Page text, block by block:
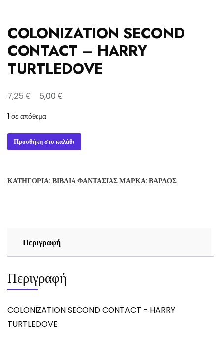
COLONIZATION SECOND
CONTACT – HARRY
TURTLEDOVE
7,25€
Original
was:
7,25 €.
5,00 €Η
είναι:
5,00 €.
1 σε απόθεμα
COLONIZATION
SECOND
HARRY
Προσθήκη στο καλάθι
ΚΑΤΗΓΟΡΊΑ: ΒΙΒΛΊΑ ΦΑΝΤΑΣΊΑΣΜΆΡΚΑ: ΒΆΡΔΟΣ
Περιγραφή
Περιγραφή
COLONIZATION SECOND CONTACT – HARRY
TURTLEDOVE